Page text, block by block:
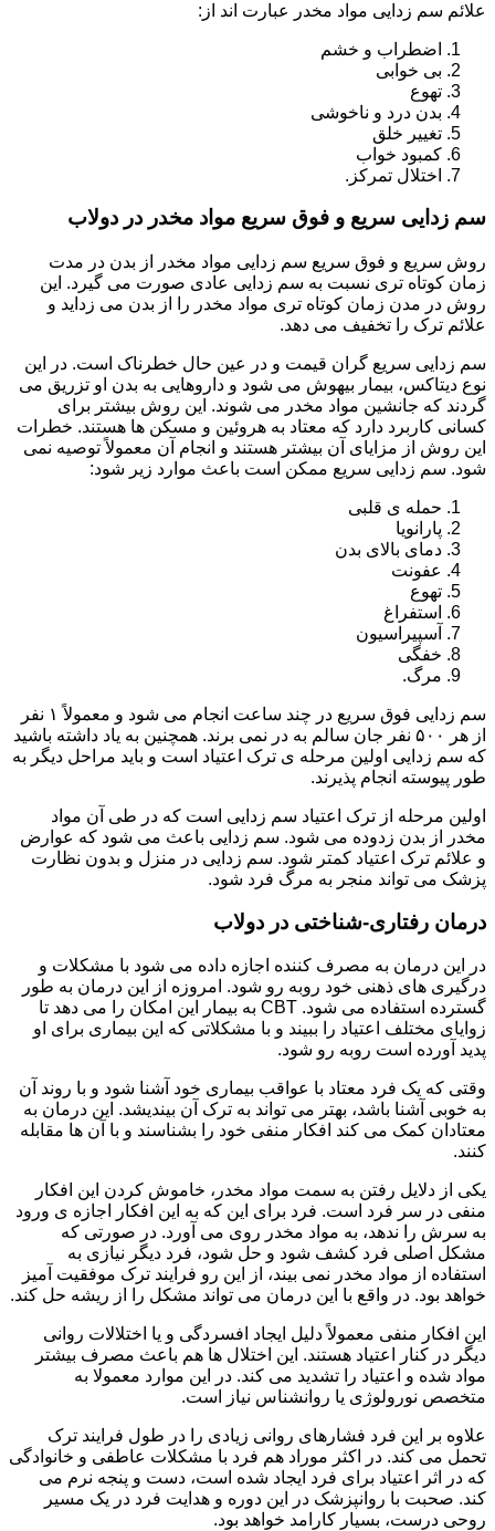
علائم سم زدایی مواد مخدر عبارت اند از:
اضطراب و خشم
بی خوابی
تهوع
بدن درد و ناخوشی
تغییر خلق
کمبود خواب
اختلال تمرکز.
سم زدایی سریع و فوق سریع مواد مخدر در دولاب
روش سریع و فوق سریع سم زدایی مواد مخدر از بدن در مدت
زمان کوتاه تری نسبت به سم زدایی عادی صورت می گیرد. این
روش در مدن زمان کوتاه تری مواد مخدر را از بدن می زداید و
علائم ترک را تخفیف می دهد.
سم زدایی سریع گران قیمت و در عین حال خطرناک است. در این
نوع دیتاکس، بیمار بیهوش می شود و داروهایی به بدن او تزریق می
گردند که جانشین مواد مخدر می شوند. این روش بیشتر برای
کسانی کاربرد دارد که معتاد به هروئین و مسکن ها هستند. خطرات
این روش از مزایای آن بیشتر هستند و انجام آن معمولاً توصیه نمی
شود. سم زدایی سریع ممکن است باعث موارد زیر شود:
حمله ی قلبی
پارانویا
دمای بالای بدن
عفونت
تهوع
استفراغ
آسپیراسیون
خفگی
مرگ.
سم زدایی فوق سریع در چند ساعت انجام می شود و معمولاً ۱ نفر
از هر ۵۰۰ نفر جان سالم به در نمی برند. همچنین به یاد داشته باشید
که سم زدایی اولین مرحله ی ترک اعتیاد است و باید مراحل دیگر به
طور پیوسته انجام پذیرند.
اولین مرحله از ترک اعتیاد سم زدایی است که در طی آن مواد
مخدر از بدن زدوده می شود. سم زدایی باعث می شود که عوارض
و علائم ترک اعتیاد کمتر شود. سم زدایی در منزل و بدون نظارت
پزشک می تواند منجر به مرگ فرد شود.
درمان رفتاری-شناختی در دولاب
در این درمان به مصرف کننده اجازه داده می شود با مشکلات و
درگیری های ذهنی خود روبه رو شود. امروزه از این درمان به طور
گسترده استفاده می شود. CBT به بیمار این امکان را می دهد تا
زوایای مختلف اعتیاد را ببیند و با مشکلاتی که این بیماری برای او
پدید آورده است روبه رو شود.
وقتی که یک فرد معتاد با عواقب بیماری خود آشنا شود و با روند آن
به خوبی آشنا باشد، بهتر می تواند به ترک آن بیندیشد. این درمان به
معتادان کمک می کند افکار منفی خود را بشناسند و با آن ها مقابله
کنند.
یکی از دلایل رفتن به سمت مواد مخدر، خاموش کردن این افکار
منفی در سر فرد است. فرد برای این که به این افکار اجازه ی ورود
به سرش را ندهد، به مواد مخدر روی می آورد. در صورتی که
مشکل اصلی فرد کشف شود و حل شود، فرد دیگر نیازی به
استفاده از مواد مخدر نمی بیند، از این رو فرایند ترک موفقیت آمیز
خواهد بود. در واقع با این درمان می تواند مشکل را از ریشه حل کند.
این افکار منفی معمولاً دلیل ایجاد افسردگی و یا اختلالات روانی
دیگر در کنار اعتیاد هستند. این اختلال ها هم باعث مصرف بیشتر
مواد شده و اعتیاد را تشدید می کند. در این موارد معمولا به
متخصص نورولوژی یا روانشناس نیاز است.
علاوه بر این فرد فشارهای روانی زیادی را در طول فرایند ترک
تحمل می کند. در اکثر موراد هم فرد با مشکلات عاطفی و خانوادگی
که در اثر اعتیاد برای فرد ایجاد شده است، دست و پنجه نرم می
کند. صحبت با روانپزشک در این دوره و هدایت فرد در یک مسیر
روحی درست، بسیار کارامد خواهد بود.